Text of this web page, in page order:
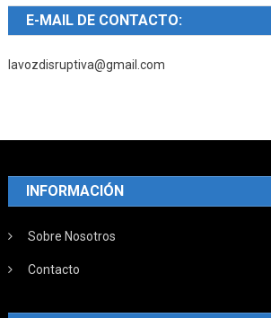
E-MAIL DE CONTACTO:
lavozdisruptiva@gmail.com
INFORMACIÓN
Sobre Nosotros
Contacto